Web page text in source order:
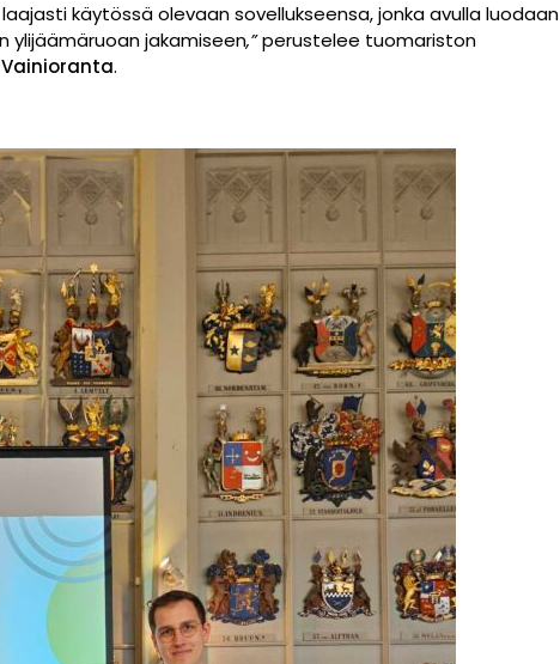
käytössä olevaan sovellukseensa, jonka avulla luodaan
ylijäämäruoan jakamiseen,”perustelee tuomariston
.